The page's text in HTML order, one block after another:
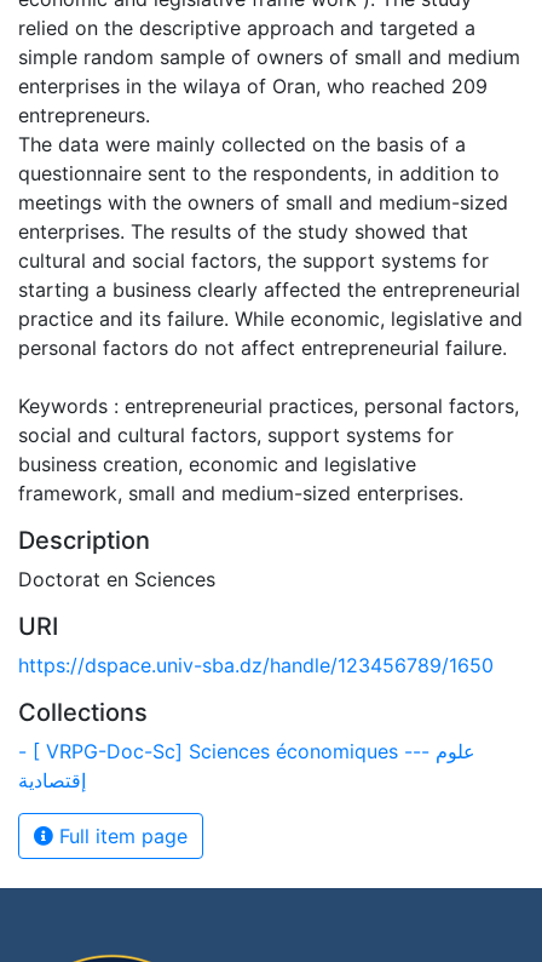
relied on the descriptive approach and targeted a
simple random sample of owners of small and medium
enterprises in the wilaya of Oran, who reached 209
entrepreneurs.
The data were mainly collected on the basis of a
questionnaire sent to the respondents, in addition to
meetings with the owners of small and medium-sized
enterprises. The results of the study showed that
cultural and social factors, the support systems for
starting a business clearly affected the entrepreneurial
practice and its failure. While economic, legislative and
personal factors do not affect entrepreneurial failure.
Keywords : entrepreneurial practices, personal factors,
social and cultural factors, support systems for
business creation, economic and legislative
framework, small and medium-sized enterprises.
Description
Doctorat en Sciences
URI
https://dspace.univ-sba.dz/handle/123456789/1650
Collections
- [ VRPG-Doc-Sc] Sciences économiques --- علوم
إقتصادية
Full item page